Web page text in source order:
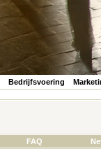
Bedrijfsvoering
FAQ